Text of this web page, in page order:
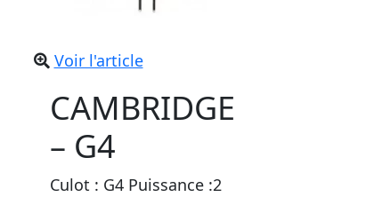
Voir l'article
CAMBRIDGE
– G4
Culot : G4 Puissance :2